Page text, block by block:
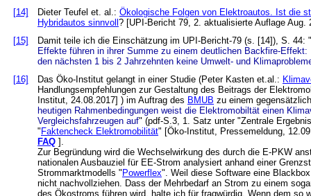
[14]
Dieter Teufel et. al.: Ökologische Folgen von Elektroautos. Ist die
Hybridautos sinnvoll ? [UPI-Bericht 79, 2. aktualisierte Auflage Aug.
[15]
Damit teile ich die Einschätzung im UPI-Bericht-79 (s. [14]), S. 44: "
Effekte führen in ihrer Summe zu einem deutlichen Backfire-
den nächsten 1 bis 2 Jahrzehnten keine Umwelt- und
[16]
Das Öko-Institut gelangt in einer Studie (Peter Kasten et.al.:
Handlungsempfehlungen zur Gestaltung des Beitrags der
Institut, 24.08.2017] ) im Auftrag des BMUB zu einem
heutigen Rahmenbedingungen weist die Elektromobiltät einen
Vergleichsfahrzeugen auf" (pdf-S.3, 1. Satz unter "Zentrale
" Faktencheck Elektromobilität" [Öko-Institut, Pressemeldung,
FAQ ].
Zur Begründung wird die Wechselwirkung des durch die E-PKW
nationalen Ausbauziel für EE-Strom analysiert anhand einer
Strommarktmodells " Powerflex". Weil diese Software eine
nicht nachvollziehen. Dass der Mehrbedarf an Strom zu einem
des Ökostroms führen wird, halte ich für fragwürdig. Wenn dem so